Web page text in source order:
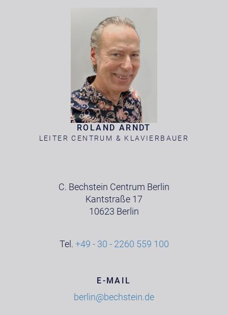
ROLAND ARNDT
LEITER CENTRUM & KLAVIERBAUER
C. Bechstein Centrum Berlin
Kantstraße 17
10623 Berlin
Tel. +49 - 30 - 2260 559 100
E-MAIL
berlin@bechstein.de